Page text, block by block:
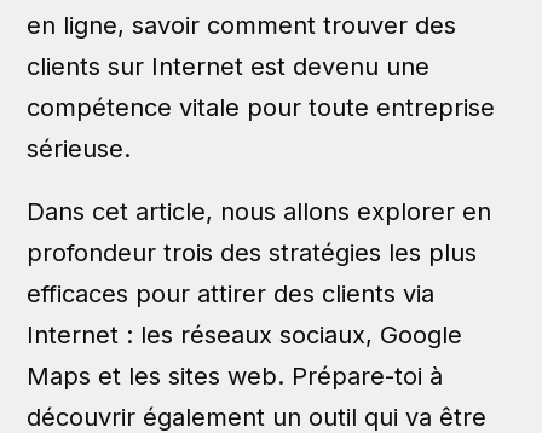
en ligne, savoir comment trouver des
clients sur Internet est devenu une
compétence vitale pour toute entreprise
sérieuse.
Dans cet article, nous allons explorer en
profondeur trois des stratégies les plus
efficaces pour attirer des clients via
Internet : les réseaux sociaux, Google
Maps et les sites web. Prépare-toi à
découvrir également un outil qui va être